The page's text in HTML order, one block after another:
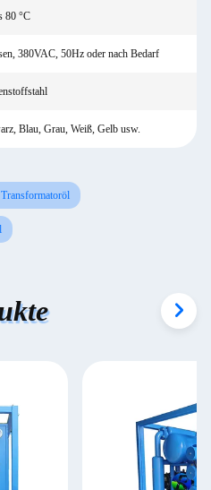
80 °C
380VAC, 50Hz oder nach Bedarf
Blau, Grau, Weiß, Gelb usw.